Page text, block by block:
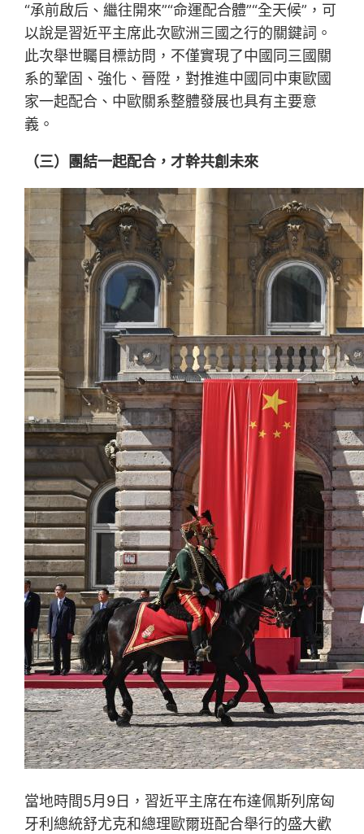
“承前啟后、繼往開來”“命運配合體”“全天候”，可
以說是習近平主席此次歐洲三國之行的關鍵詞。
此次舉世矚目標訪問，不僅實現了中國同三國關
系的鞏固、強化、晉陞，對推進中國同中東歐國
家一起配合、中歐關系整體發展也具有主要意
義。
（三）團結一起配合，才幹共創未來
當地時間5月9日，習近平主席在布達佩斯列席匈
牙利總統舒尤克和總理歐爾班配合舉行的盛大歡